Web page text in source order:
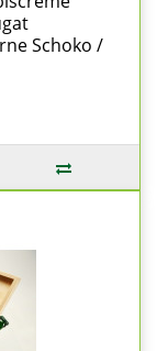
Schoko /